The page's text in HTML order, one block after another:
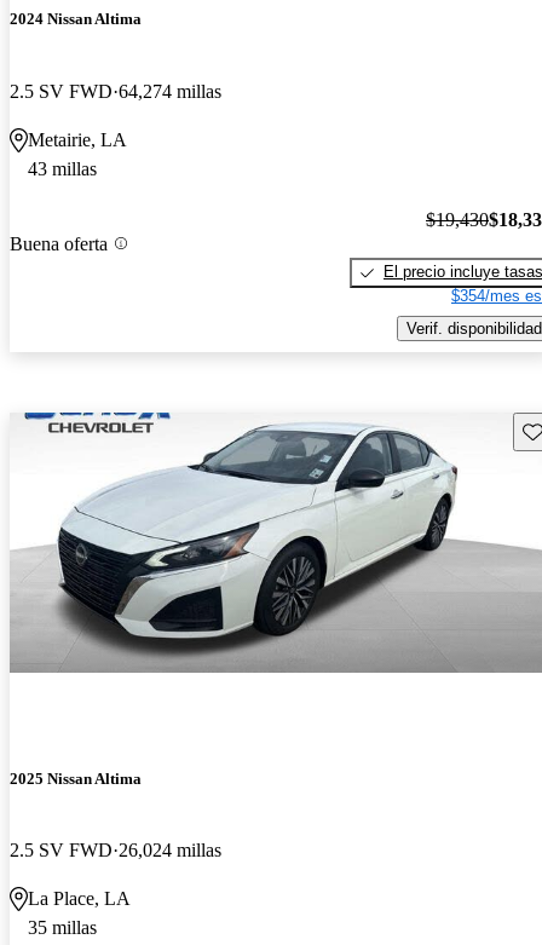
2024 Nissan Altima
2.5 SV FWD 64,274 millas
Metairie, LA
43 millas
Buena oferta
$19,430
El precio incluye tasas
$354/mes
Verif. disponibilidad
2025 Nissan Altima
2.5 SV FWD 26,024 millas
La Place, LA
35 millas